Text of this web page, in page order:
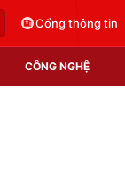
Cổng thông tin
CÔNG NGHỆ